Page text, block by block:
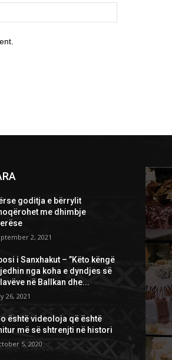
goditja e bërrylit
me dhimbje
2, 2021
i Sanxhakut – ”Këto këngë
nga koha e dyndjes së
në Ballkan dhe...
26, 2021
është videoloja që është
më së shtrenjti në histori
5, 2020